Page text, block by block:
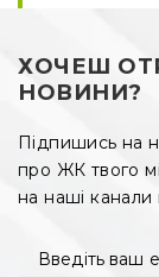
ХОЧЕШ
НОВИНИ?
Підпишись на
про ЖК твого
на наші
Введіть ваш